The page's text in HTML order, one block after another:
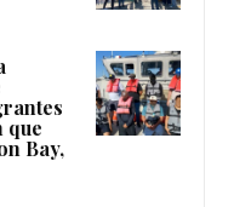
que
Bay,